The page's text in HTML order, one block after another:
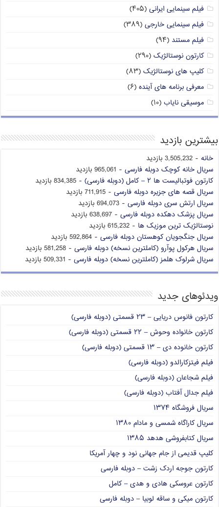
فیلم سینمایی ایرانی (۴۰۵)
فیلم سینمایی خارجی (۳۸۹)
فیلم مستند (۹۴)
کارتون نوستالژیک (۲۹۰)
کلیپ های نوستالژیک (۸۳)
معرفی برنامه های آینده (۶)
موسیقی نایاب (۱۰)
بیشترین بازدید
خانه - 3,505,232 بازدید
سریال خانه کوچک دوبله فارسی - 965,061 بازدید
کارتون فوتبالیست ها ۲ – کامل (دوبله فارسی)
- 834,385 بازدید
سریال قصه های جزیره دوبله فارسی - 711,915 بازدید
سریال ارتش سری دوبله فارسی - 694,073 بازدید
سریال پزشک دهکده دوبله فارسی - 638,697 بازدید
نوستالژیک ترین موزیک ها - 615,232 بازدید
سریال جنگجویان کوهستان دوبله فارسی - 592,864 بازدید
سریال هرکول پوآرو (کاملترین نسخه) دوبله فارسی - 581,258 بازدید
سریال شرلوک هلمز (کاملترین نسخه) دوبله فارسی - 509,331 بازدید
ویدئوهای جدید
کارتون فانوس دریایی – ۲۳ قسمتی (دوبله فارسی)
کارتون خانواده وحوش – ۲۲ قسمتی (دوبله فارسی)
کارتون خانوده دی – ۱۳ قسمتی (دوبله فارسی)
فیلم فیتزکارالدو (دوبله فارسی)
فیلم شجاعان (دوبله فارسی)
فیلم جدال آفتاب (دوبله فارسی)
سریال فروشگاه ۱۳۷۴
سریال کاراگاه شمسی و مادام ۱۳۸۰
سریال کتابفروشی هدهد ۱۳۸۵
کلیپ قدیمی از جام جهانی نود و چهار آمریکا
کارتون جوجه اردک زشت – دوبله فارسی
کارتون عروسکی هادی و هدی – کامل
کارتون میکی و ساقه لوبیا – دوبله فارسی